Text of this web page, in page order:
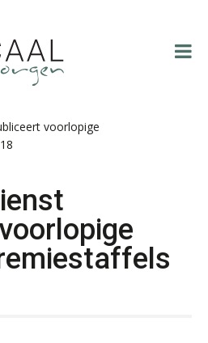
voorlopige
Rakesh Ghirah
Engelbertink